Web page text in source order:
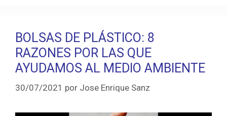
BOLSAS DE PLÁSTICO: 8
RAZONES POR LAS QUE
AYUDAMOS AL MEDIO AMBIENTE
30/07/2021 por Jose Enrique Sanz